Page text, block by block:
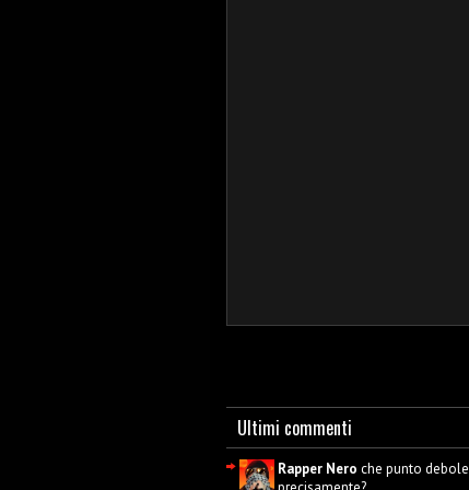
Ultimi commenti
Rapper Nero che punto debole